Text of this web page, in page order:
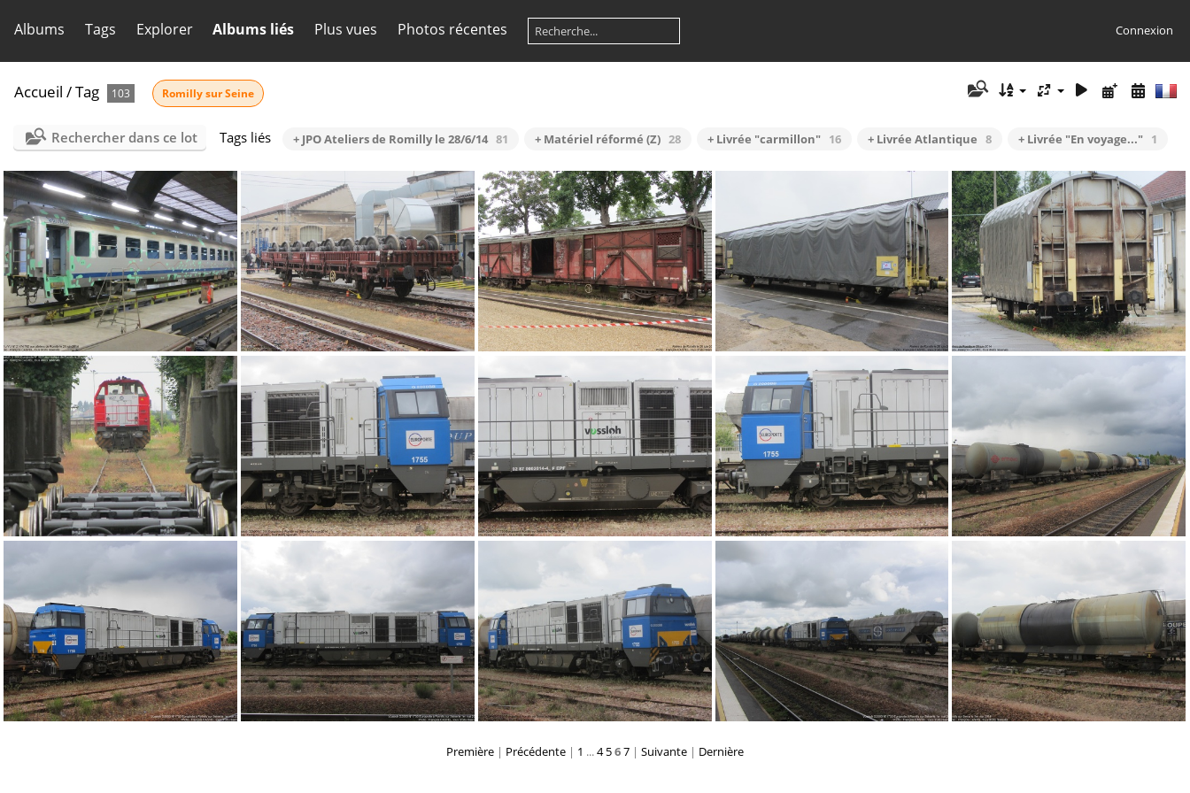
Albums Tags Explorer Albums liés Plus vues Photos récentes Connexion
Accueil /Tag 103 Romilly sur Seine
Rechercher dans ce lot Tags liés + JPO Ateliers de Romilly le 28/6/14 81 + Matériel réformé (Z) 28 + Livrée "carmillon" 16 + Livrée Atlantique 8 + Livrée "En voyage..." 1
IMG 8858 IMG 8677 IMG 8918 IMG 8903 IMG 8761
IMG 8772 IMG 6839 IMG 6838 IMG 6837 IMG 6828
Première | Précédente | 1 ...4 567 | Suivante | Dernière